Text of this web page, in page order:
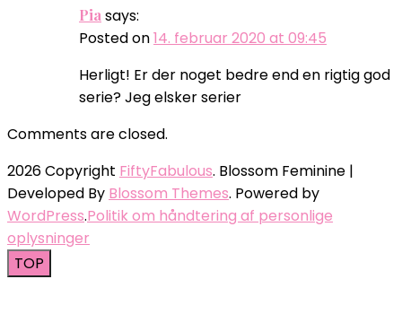
Piasays:
Posted on14. februar 2020 at 09:45
Herligt! Er der noget bedre end en rigtig god
serie? Jeg elsker serier
Comments are closed.
2026 Copyright FiftyFabulous. Blossom Feminine |
Developed By Blossom Themes. Powered by
WordPress.Politik om håndtering af personlige
oplysninger
TOP